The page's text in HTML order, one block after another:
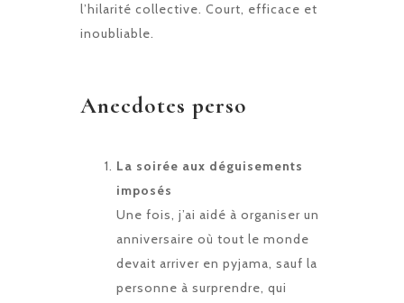
l’hilarité collective. Court, efficace et
inoubliable.
Anecdotes perso
La soirée aux déguisements
imposés
Une fois, j’ai aidé à organiser un
anniversaire où tout le monde
devait arriver en pyjama, sauf la
personne à surprendre, qui